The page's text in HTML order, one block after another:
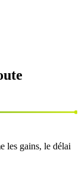
les gains, le délai